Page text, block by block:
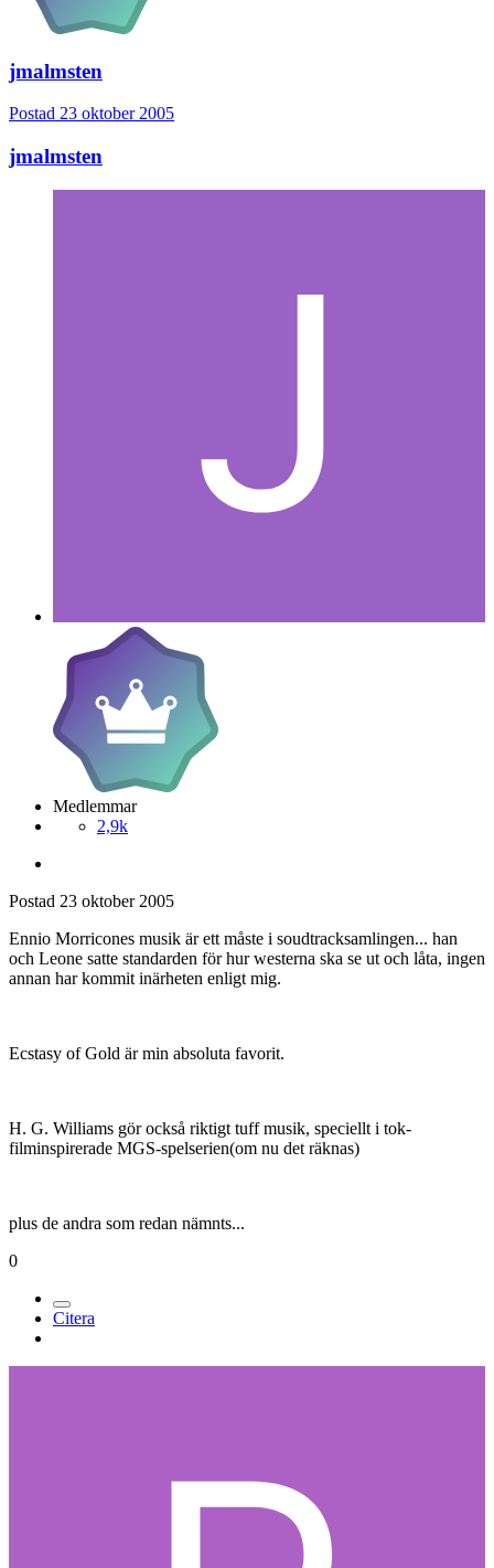
jmalmsten
Postad 23 oktober 2005
jmalmsten
Medlemmar
2,9k
Postad 23 oktober 2005
Ennio Morricones musik är ett måste i soudtracksamlingen... han
och Leone satte standarden för hur westerna ska se ut och låta, ingen
annan har kommit inärheten enligt mig.
Ecstasy of Gold är min absoluta favorit.
H. G. Williams gör också riktigt tuff musik, speciellt i tok-
filminspirerade MGS-spelserien(om nu det räknas)
plus de andra som redan nämnts...
0
Citera